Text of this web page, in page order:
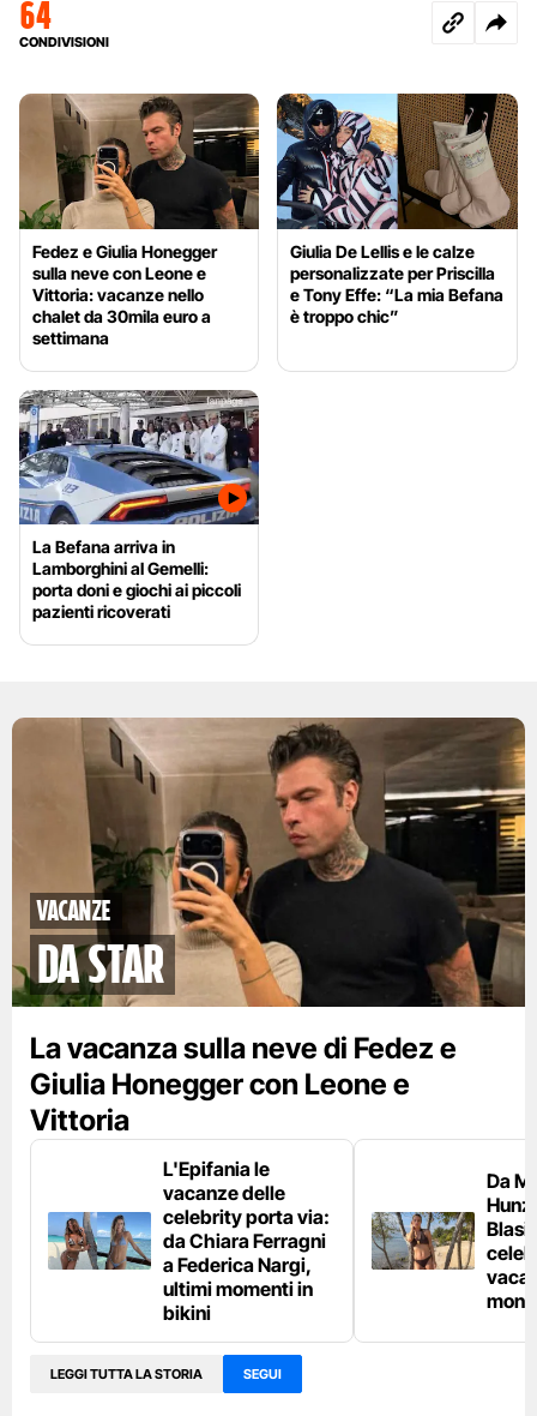
64
CONDIVISIONI
Fedez e Giulia Honegger
sulla neve con Leone e
Vittoria: vacanze nello
chalet da 30mila euro a
settimana
Giulia De Lellis e le calze
personalizzate per Priscilla
e Tony Effe: “La mia Befana
è troppo chic”
La Befana arriva in
Lamborghini al Gemelli:
porta doni e giochi ai piccoli
pazienti ricoverati
Vacanze
da star
La vacanza sulla neve di Fedez e
Giulia Honegger con Leone e
Vittoria
L'Epifania le
vacanze delle
celebrity porta via:
da Chiara Ferragni
a Federica Nargi,
ultimi momenti in
bikini
Da
LEGGI TUTTA LA STORIA SEGUI